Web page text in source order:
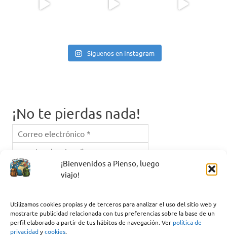
¡Bienvenidos a Pienso, luego
viajo!
Utilizamos cookies propias y de terceros para analizar el uso del sitio web y
mostrarte publicidad relacionada con tus preferencias sobre la base de un
perfil elaborado a partir de tus hábitos de navegación. Ver política de
privacidadycookies.
Síguenos en Instagram
¡No te pierdas nada!
Instagram
Facebook
Correo electrónico